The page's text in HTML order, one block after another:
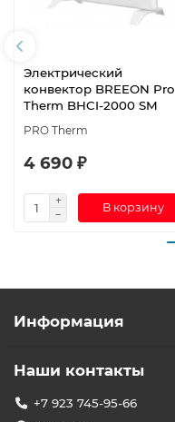
Электрический
конвектор BREEON Pro
Therm BHCI-2000 SM
PRO Therm
4 690 ₽
В корзину
Информация
Наши контакты
+7 923 745-95-66